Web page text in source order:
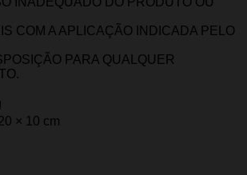
COM A APLICAÇÃO INDICADA PELO
PARA QUALQUER
× 10 cm